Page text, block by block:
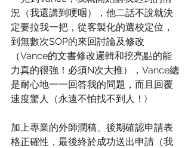
況（我還講到哽咽），他二話不說就決
定要拉我一把，從客製化的選校定位，
到無數次SOP的來回討論及修改
（Vance的文書修改邏輯和挖亮點的能
力真的很強！必須N次大推），Vance總
是耐心地一一回答我的問題，而且回覆
速度驚人（永遠不怕找不到人！)
加上專業的外師潤稿、後期確認申請表
格正確性，最後終於成功送出申請（我